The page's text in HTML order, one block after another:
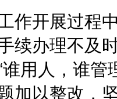
开展过程中
续办理不及
用人，谁管
加以整改，